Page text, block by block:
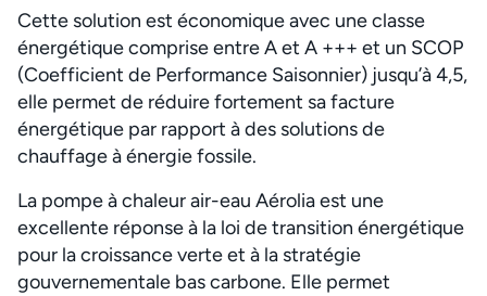
Cette solution est économique avec une classe
énergétique comprise entre A et A +++ et un SCOP
(Coefficient de Performance Saisonnier) jusqu’à 4,5,
elle permet de réduire fortement sa facture
énergétique par rapport à des solutions de
chauffage à énergie fossile.
La pompe à chaleur air-eau Aérolia est une
excellente réponse à la loi de transition énergétique
pour la croissance verte et à la stratégie
gouvernementale bas carbone. Elle permet